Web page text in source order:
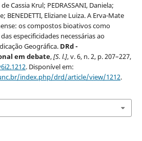
Cassia Krul; PEDRASSANI, Daniela;
BENEDETTI, Eliziane Luiza. A Erva-Mate
os compostos bioativos como
especificidades necessárias ao
Geográfica. DRd -
em debate,[S. l.], v. 6, n. 2, p. 207–227,
. Disponível em:
index.php/drd/article/view/1212.